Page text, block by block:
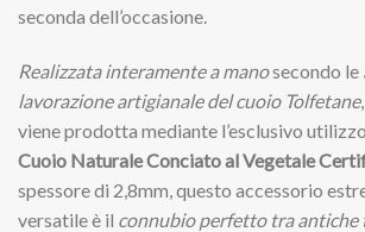
seconda dell’occasione.
Realizzata interamente a manosecondo le
lavorazione artigianale del cuoio Tolfetane
viene prodotta mediante l’esclusivo
Cuoio Naturale Conciato al Vegetale
spessore di 2,8mm, questo accessorio
versatile è il connubio perfetto tra antiche